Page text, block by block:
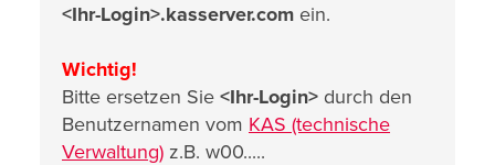
<Ihr-Login>.kasserver.com ein.
Wichtig!
Bitte ersetzen Sie <Ihr-Login> durch den
Benutzernamen vom KAS (technische
Verwaltung) z.B. w00.....